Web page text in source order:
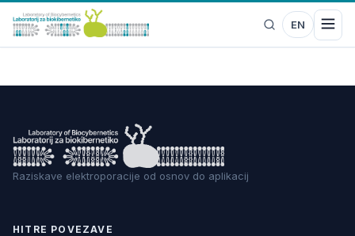
EN
Raziskave elektroporacije od osnov do aplikacij
HITRE POVEZAVE